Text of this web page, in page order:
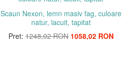
Scaun Nexon, lemn masiv fag, culoare
natur, lacuit, tapitat
Pret: 1248,02 RON 1058,02 RON